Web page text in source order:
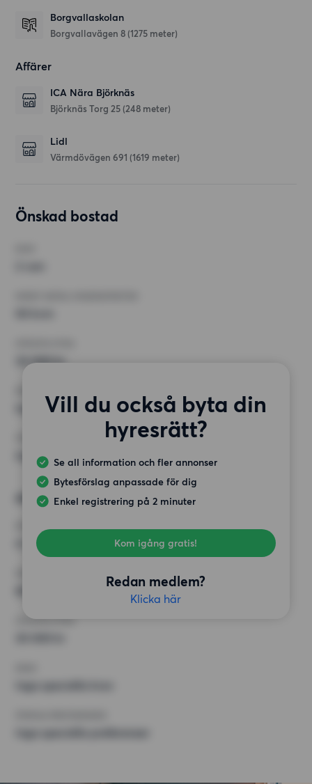
Borgvallaskolan
Borgvallavägen 8 (1275 meter)
Affärer
ICA Nära Björknäs
Björknäs Torg 25 (248 meter)
Lidl
Värmdövägen 691 (1619 meter)
Önskad bostad
Vill du också byta din
hyresrätt?
Se all information och fler annonser
Bytesförslag anpassade för dig
Enkel registrering på 2 minuter
Kom igång gratis!
Redan medlem?
Klicka här
30 000 kr
Inga speciella krav
ÖVRIGA PREFERENSER
Inga speciella preferenser
Alternativt önskemål
4 rum
MINST ANTAL KVADRATMETER
HÖGSTA HYRA